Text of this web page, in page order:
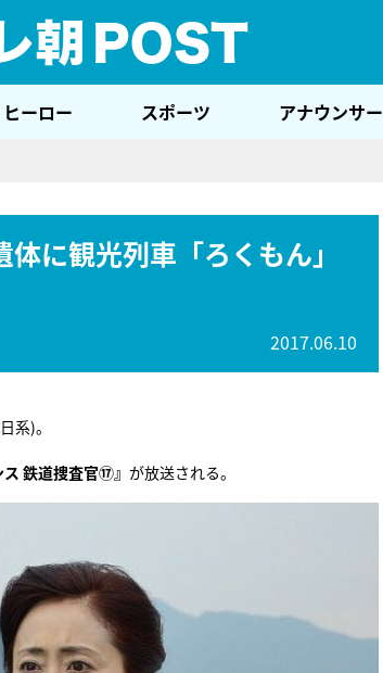
ーロー スポーツ アナウンサー
に観光列車「ろくもん」
2017.06.10
系)。
ス 鉄道捜査官⑰』 が放送される。
ビュー